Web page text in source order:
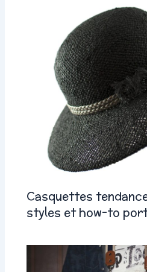
Casquettes
styles et how-to